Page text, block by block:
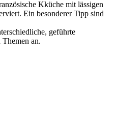
Kküche mit lässigen
Ein besonderer Tipp sind
geführte
an.